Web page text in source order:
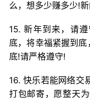
么，想多少赚多少!
15. 新年到来，请
底，将幸福紧握到
底!请严格遵守!
16. 快乐若能网络交
打包邮寄，愿整天